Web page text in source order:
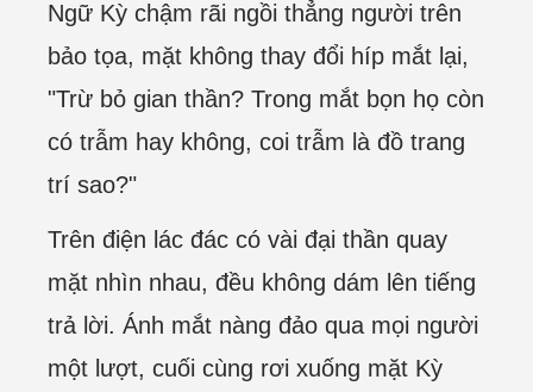
Ngữ Kỳ chậm rãi ngồi thẳng người trên
bảo tọa, mặt không thay đổi híp mắt lại,
"Trừ bỏ gian thần? Trong mắt bọn họ còn
có trẫm hay không, coi trẫm là đồ trang
trí sao?"
Trên điện lác đác có vài đại thần quay
mặt nhìn nhau, đều không dám lên tiếng
trả lời. Ánh mắt nàng đảo qua mọi người
một lượt, cuối cùng rơi xuống mặt Kỳ